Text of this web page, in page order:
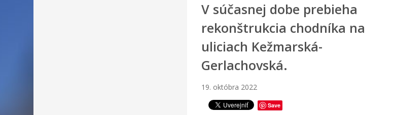
V súčasnej dobe prebieha
rekonštrukcia chodníka na
uliciach Kežmarská-
Gerlachovská.
19. októbra 2022
Save